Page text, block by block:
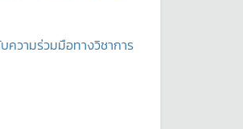
วามร่วมมือทางวิชาการ